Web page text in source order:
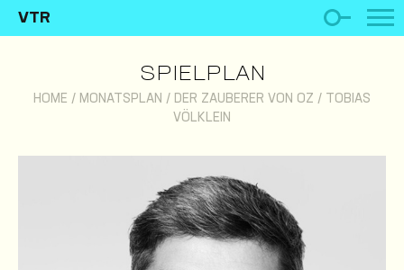
VTR
SPIELPLAN
HOME / MONATSPLAN / DER ZAUBERER VON OZ /
TOBIAS
VÖLKLEIN